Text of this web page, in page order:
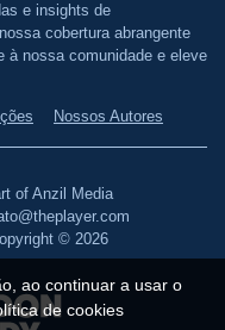
e insights de
cobertura abrangente
à nossa comunidade e eleve
Nossos Autores
of Anzil Media
© 2026
ao continuar a usar o
de cookies